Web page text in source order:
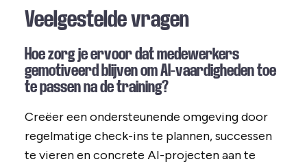
Veelgestelde vragen
Hoe zorg je ervoor dat medewerkers
gemotiveerd blijven om AI-vaardigheden toe
te passen na de training?
Creëer een ondersteunende omgeving door
regelmatige check-ins te plannen, successen
te vieren en concrete AI-projecten aan te